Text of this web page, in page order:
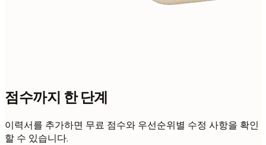
점수까지 한 단계
이력서를 추가하면 무료 점수와 우선순위별 수정 사항을 확인
할 수 있습니다.